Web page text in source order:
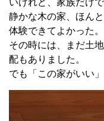
いけれど、家族だけ
静かな木の家、ほん
体験できてよかった。
その時には、まだ土
配もありました。
でも「この家がいい